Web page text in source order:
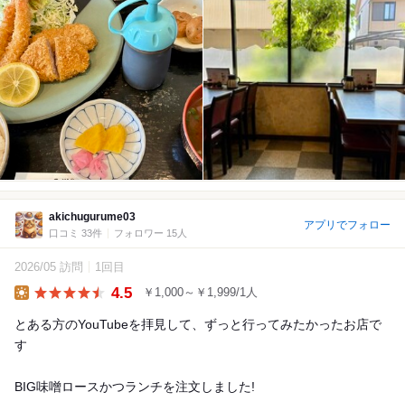
akichugurume03
口コミ 33件 フォロワー 15人
アプリでフォロー
2026/05 訪問 1回目
4.5 ￥1,000～￥1,999/1人
とある方のYouTubeを拝見して、ずっと行ってみたかったお店で
す️
BIG味噌ロースかつランチを注文しました!